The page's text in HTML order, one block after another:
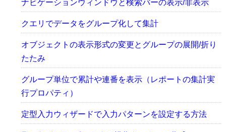
ナビゲーションウィンドウと検索バーの表示/非表示
クエリでデータをグループ化して集計
オブジェクトの表示形式の変更とグループの展開/折り
たたみ
グループ単位で累計や連番を表示（レポートの集計実
行プロパティ）
定型入力ウィザードで入力パターンを設定する方法